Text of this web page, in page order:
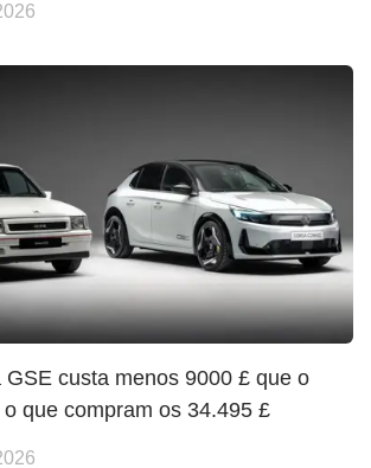
GSE custa menos 9000 £ que o
que compram os 34.495 £